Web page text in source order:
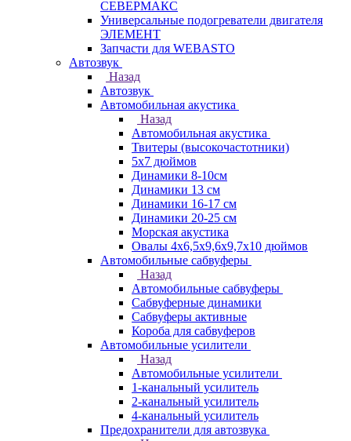
СЕВЕРМАКС
Универсальные подогреватели двигателя
ЭЛЕМЕНТ
Запчасти для WEBASTO
Автозвук
Назад
Автозвук
Автомобильная акустика
Назад
Автомобильная акустика
Твитеры (высокочастотники)
5x7 дюймов
Динамики 8-10см
Динамики 13 см
Динамики 16-17 см
Динамики 20-25 см
Морская акустика
Овалы 4х6,5х9,6x9,7х10 дюймов
Автомобильные сабвуферы
Назад
Автомобильные сабвуферы
Сабвуферные динамики
Сабвуферы активные
Короба для сабвуферов
Автомобильные усилители
Назад
Автомобильные усилители
1-канальный усилитель
2-канальный усилитель
4-канальный усилитель
Предохранители для автозвука